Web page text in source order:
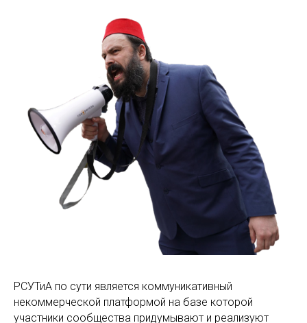
РСУТиА по сути является коммуникативный
некоммерческой платформой на базе которой
участники сообщества придумывают и реализуют